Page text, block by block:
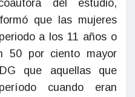
del estudio,
que las mujeres
a los 11 años o
50 por ciento mayor
que aquellas que
cuando eran